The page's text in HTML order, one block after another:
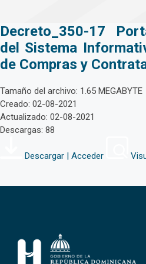
Decreto_350-17
del Sistema
de Compras y
Tamaño del archivo: 1.65 MEGABYTE
Creado: 02-08-2021
Actualizado: 02-08-2021
Descargas: 88
Descargar | Acceder